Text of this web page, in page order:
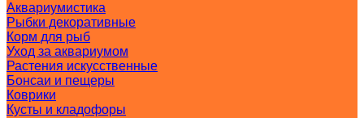
Аквариумистика
Рыбки декоративные
Корм для рыб
Уход за аквариумом
Растения искусственные
Бонсаи и пещеры
Коврики
Кусты и кладофоры